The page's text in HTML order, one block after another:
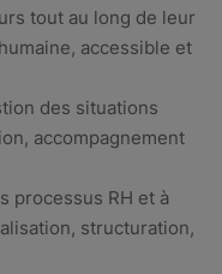
tout au long de leur
accessible et
des situations
accompagnement
processus RH et à
structuration,